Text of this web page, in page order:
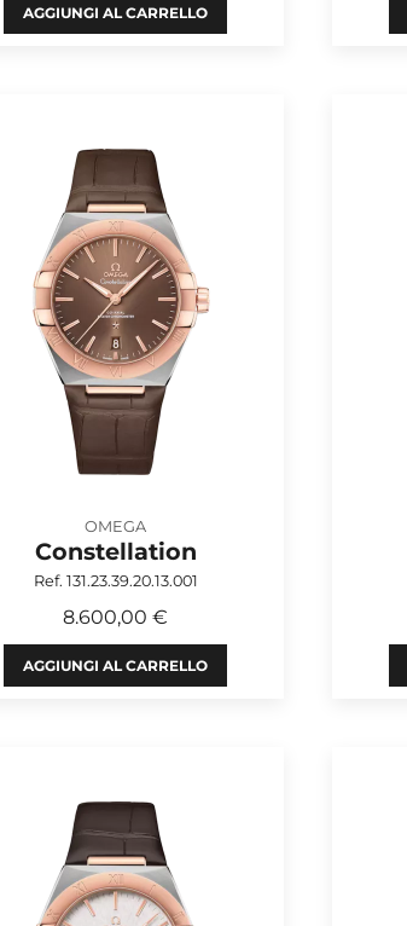
AGGIUNGI AL CARRELLO
OMEGA
Constellation
Ref. 131.23.39.20.13.001
8.600,00 €
AGGIUNGI AL CARRELLO